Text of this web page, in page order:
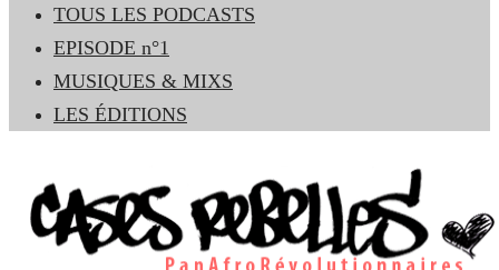
menu
TOUS LES PODCASTS
EPISODE n°1
MUSIQUES & MIXS
LES ÉDITIONS